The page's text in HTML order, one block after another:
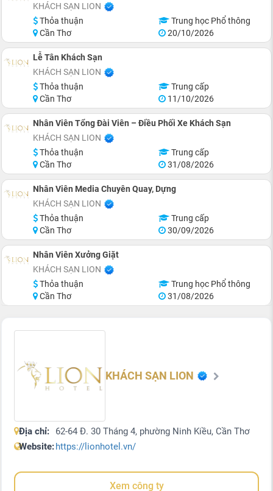
KHÁCH SẠN LION
Thỏa thuận
Trung học Phổ thông
Cần Thơ
20/10/2026
Lễ Tân Khách Sạn
KHÁCH SẠN LION
Thỏa thuận
Trung cấp
Cần Thơ
11/10/2026
Nhân Viên Tổng Đài Viên – Điều Phối Xe Khách Sạn
KHÁCH SẠN LION
Thỏa thuận
Trung cấp
Cần Thơ
31/08/2026
Nhân Viên Media Chuyên Quay, Dựng
KHÁCH SẠN LION
Thỏa thuận
Trung cấp
Cần Thơ
30/09/2026
Nhân Viên Xưởng Giặt
KHÁCH SẠN LION
Thỏa thuận
Trung học Phổ thông
Cần Thơ
31/08/2026
KHÁCH SẠN LION
Địa chỉ:
62-64 Đ. 30 Tháng 4, phường Ninh Kiều, Cần Thơ
Website:https://lionhotel.vn/
Xem công ty